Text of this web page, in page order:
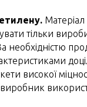
Матеріал
тільки
необхідністю
високої
виробник